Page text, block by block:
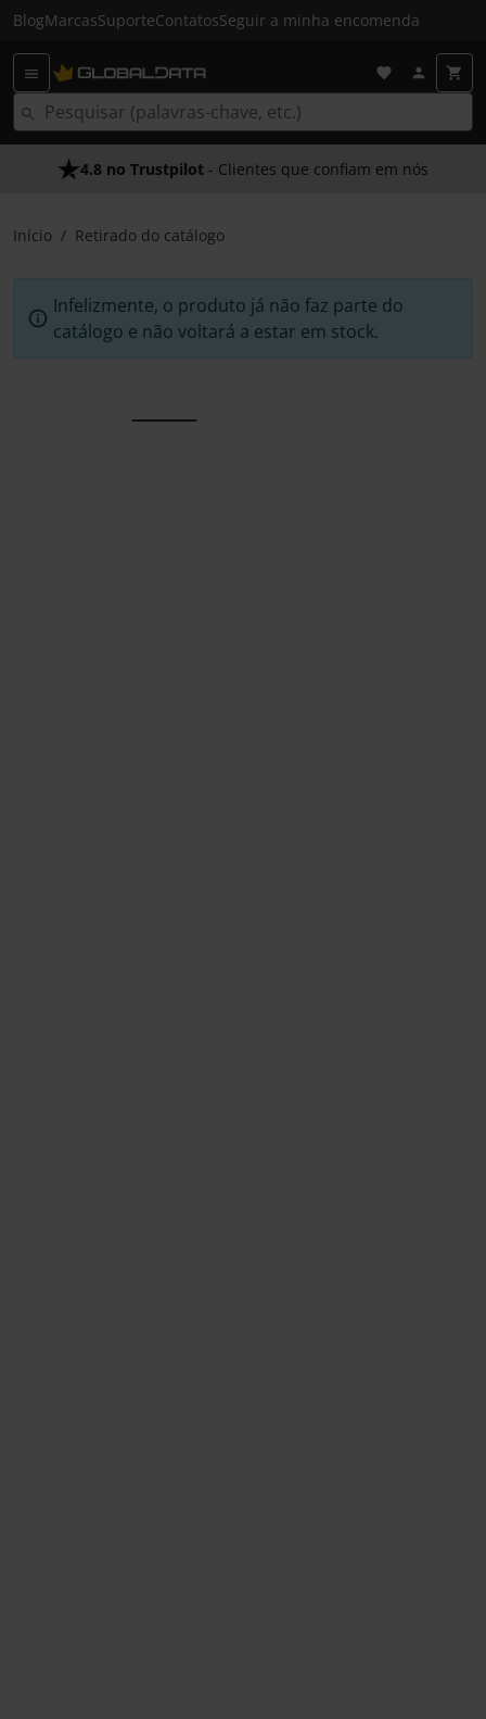
BlogMarcasSuporteContatosSeguir a minha encomenda
4.8 no Trustpilot - Clientes que confiam em nós
Início Retirado do catálogo
Infelizmente, o produto já não faz parte do
catálogo e não voltará a estar em stock.